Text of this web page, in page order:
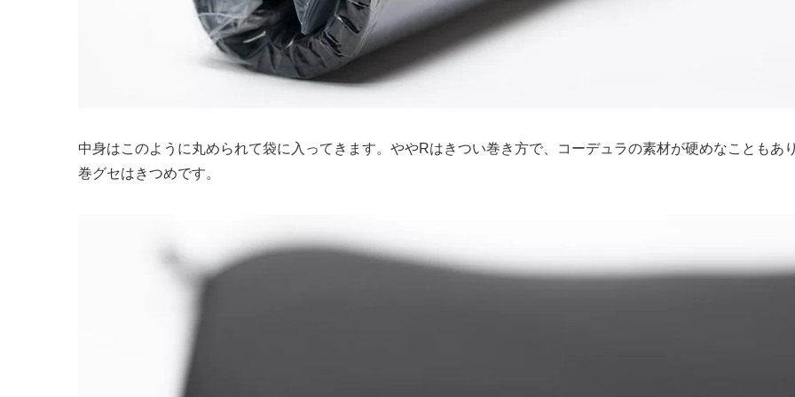
中身はこのように丸められて袋に入ってきます。ややRはきつい巻き方で、コーデュラの素材が硬めなこともあ
巻グセはきつめです。